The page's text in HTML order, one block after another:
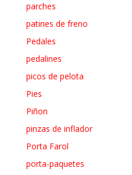
parches
patines de freno
Pedales
pedalines
picos de pelota
Pies
Piñon
pinzas de inflador
Porta Farol
porta-paquetes